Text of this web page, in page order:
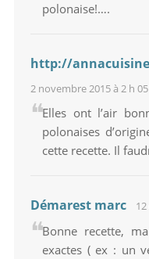
polonaise!….
http://
2 novembre 2015 à 2 h
Elles ont l’air
polonaises
cette recette. Il
Démarest marc
Bonne recette,
exactes ( ex : un